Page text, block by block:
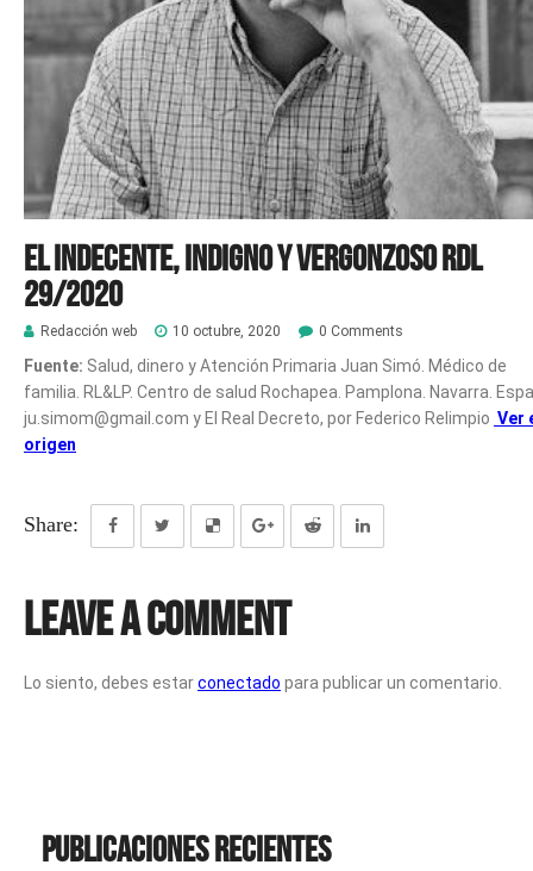
El indecente, indigno y vergonzoso RDL
29/2020
Redacción web 10 octubre, 2020 0 Comments
Fuente: Salud, dinero y Atención Primaria Juan Simó. Médico de
familia. RL&LP. Centro de salud Rochapea. Pamplona. Navarra.
ju.simom@gmail.com y El Real Decreto, por Federico Relimpio Ver
origen
Share:
Leave a Comment
Lo siento, debes estarconectado para publicar un comentario.
Publicaciones recientes